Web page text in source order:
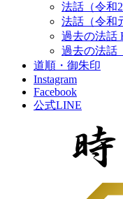
法話（令和2
法話（令和
過去の法話
過去の法話
道順・御朱印
Instagram
Facebook
公式LINE